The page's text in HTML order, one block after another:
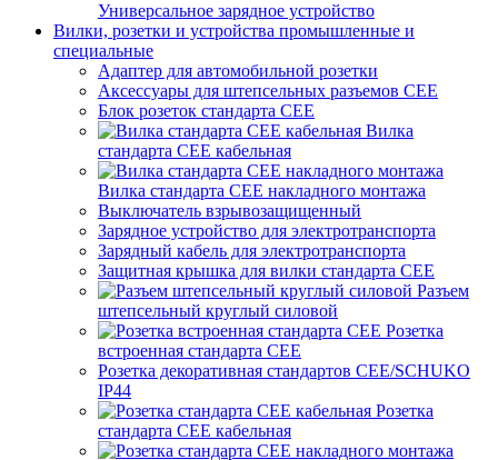
Универсальное зарядное устройство
Вилки, розетки и устройства промышленные и
специальные
Адаптер для автомобильной розетки
Аксессуары для штепсельных разъемов CEE
Блок розеток стандарта CEE
Вилка
стандарта CEE кабельная
Вилка стандарта CEE накладного монтажа
Выключатель взрывозащищенный
Зарядное устройство для электротранспорта
Зарядный кабель для электротранспорта
Защитная крышка для вилки стандарта CEE
Разъем
штепсельный круглый силовой
Розетка
встроенная стандарта CEE
Розетка декоративная стандартов CEE/SCHUKO
IP44
Розетка
стандарта СЕЕ кабельная